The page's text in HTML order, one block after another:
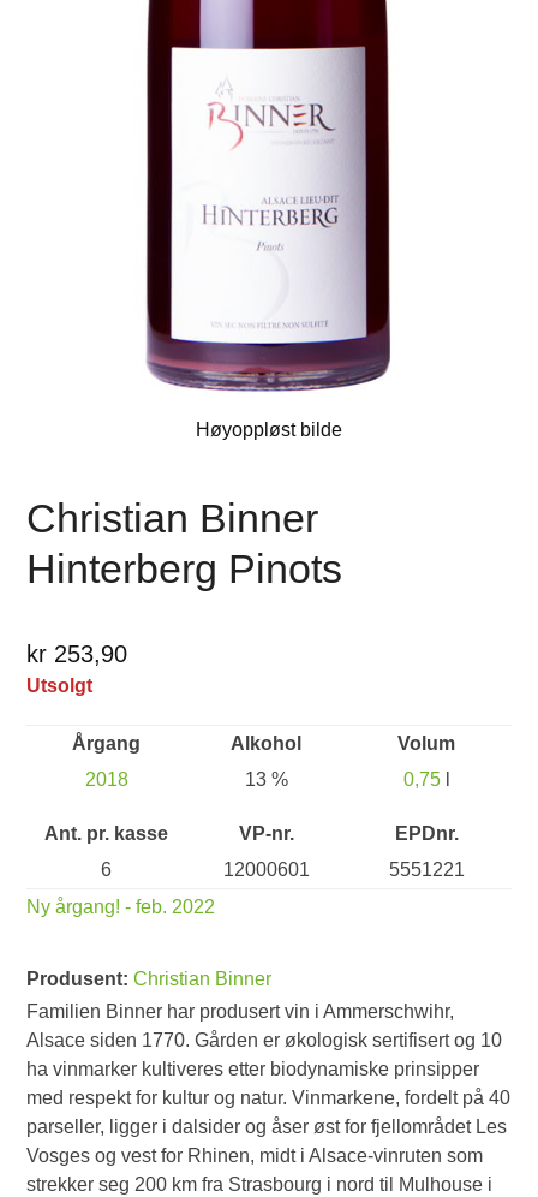
Høyoppløst bilde
Christian Binner
Hinterberg Pinots
kr 253,90
Utsolgt
Årgang
2018
Alkohol
13 %
Volum
0,75l
Ant. pr. kasse
6
VP-nr.
12000601
EPDnr.
5551221
Ny årgang! - feb. 2022
Produsent:Christian Binner
Familien Binner har produsert vin i Ammerschwihr,
Alsace siden 1770. Gården er økologisk sertifisert og 10
ha vinmarker kultiveres etter biodynamiske prinsipper
med respekt for kultur og natur. Vinmarkene, fordelt på 40
parseller, ligger i dalsider og åser øst for fjellområdet Les
Vosges og vest for Rhinen, midt i Alsace-vinruten som
strekker seg 200 km fra Strasbourg i nord til Mulhouse i